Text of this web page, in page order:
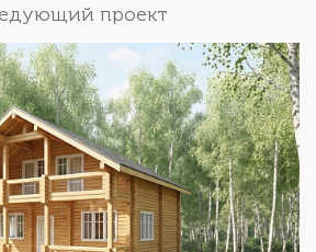
проект